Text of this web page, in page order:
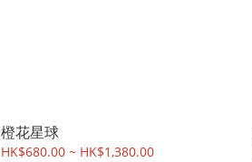
橙花星球
HK$680.00 ~ HK$1,380.00